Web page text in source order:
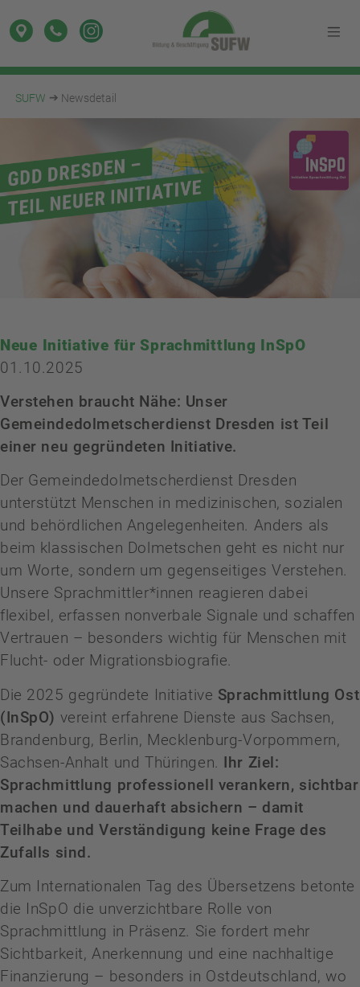
SUFW Newsdetail
Neue Initiative für Sprachmittlung InSpO
01.10.2025
Verstehen braucht Nähe: Unser
Gemeindedolmetscherdienst Dresden ist Teil
einer neu gegründeten Initiative.
Der Gemeindedolmetscherdienst Dresden
unterstützt Menschen in medizinischen, sozialen
und behördlichen Angelegenheiten. Anders als
beim klassischen Dolmetschen geht es nicht nur
um Worte, sondern um gegenseitiges Verstehen.
Unsere Sprachmittler*innen reagieren dabei
flexibel, erfassen nonverbale Signale und schaffen
Vertrauen – besonders wichtig für Menschen mit
Flucht- oder Migrationsbiografie.
Die 2025 gegründete Initiative Sprachmittlung Ost
(InSpO) vereint erfahrene Dienste aus Sachsen,
Brandenburg, Berlin, Mecklenburg-Vorpommern,
Sachsen-Anhalt und Thüringen. Ihr Ziel:
Sprachmittlung professionell verankern, sichtbar
machen und dauerhaft absichern – damit
Teilhabe und Verständigung keine Frage des
Zufalls sind.
Zum Internationalen Tag des Übersetzens betonte
die InSpO die unverzichtbare Rolle von
Sprachmittlung in Präsenz. Sie fordert mehr
Sichtbarkeit, Anerkennung und eine nachhaltige
Finanzierung – besonders in Ostdeutschland, wo